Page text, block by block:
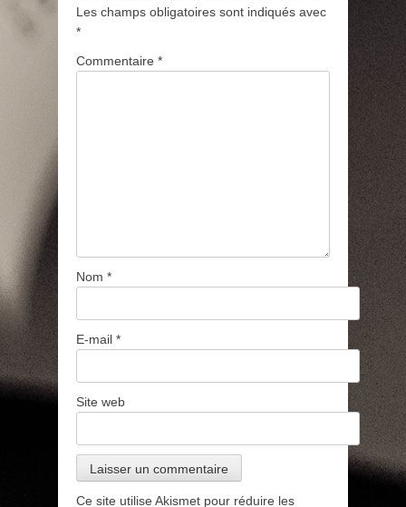
Les champs obligatoires sont indiqués avec
*
Commentaire *
Nom *
E-mail *
Site web
Ce site utilise Akismet pour réduire les